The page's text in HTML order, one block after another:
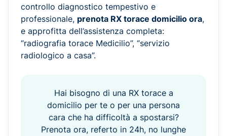
controllo diagnostico tempestivo e
professionale, prenota RX torace domicilio ora,
e approfitta dell’assistenza completa:
“radiografia torace Medicilio”, “servizio
radiologico a casa”.
Hai bisogno di una RX torace a
domicilio per te o per una persona
cara che ha difficoltà a spostarsi?
Prenota ora, referto in 24h, no lunghe